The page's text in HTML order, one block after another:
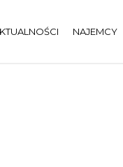
NAJEMCY